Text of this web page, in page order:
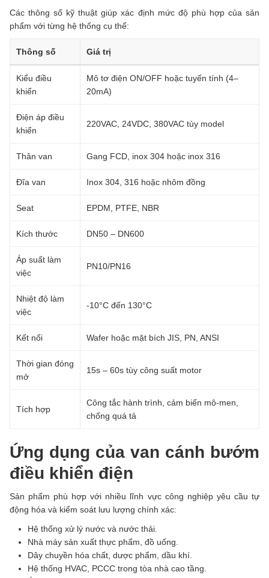
Các thông số kỹ thuật giúp xác định mức độ phù hợp của sản
phẩm với từng hệ thống cụ thể:
Thông số Giá trị
Kiểu điều
khiển
Mô tơ điện ON/OFF hoặc tuyến tính (4–
20mA)
Điện áp điều
khiển
220VAC, 24VDC, 380VAC tùy model
Thân van Gang FCD, inox 304 hoặc inox 316
Đĩa van Inox 304, 316 hoặc nhôm đồng
Seat EPDM, PTFE, NBR
Kích thước DN50 – DN600
Áp suất làm
việc
PN10/PN16
Nhiệt độ làm
việc
-10°C đến 130°C
Kết nối Wafer hoặc mặt bích JIS, PN, ANSI
Thời gian đóng
mở
15s – 60s tùy công suất motor
Tích hợp
Công tắc hành trình, cảm biến mô-men,
chống quá tả
Ứng dụng của van cánh bướm
điều khiển điện
Sản phẩm phù hợp với nhiều lĩnh vực công nghiệp yêu cầu tự
động hóa và kiểm soát lưu lượng chính xác:
Hệ thống xử lý nước và nước thải.
Nhà máy sản xuất thực phẩm, đồ uống.
Dây chuyền hóa chất, dược phẩm, dầu khí.
Hệ thống HVAC, PCCC trong tòa nhà cao tầng.